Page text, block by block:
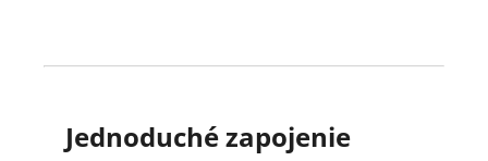
Jednoduché zapojenie